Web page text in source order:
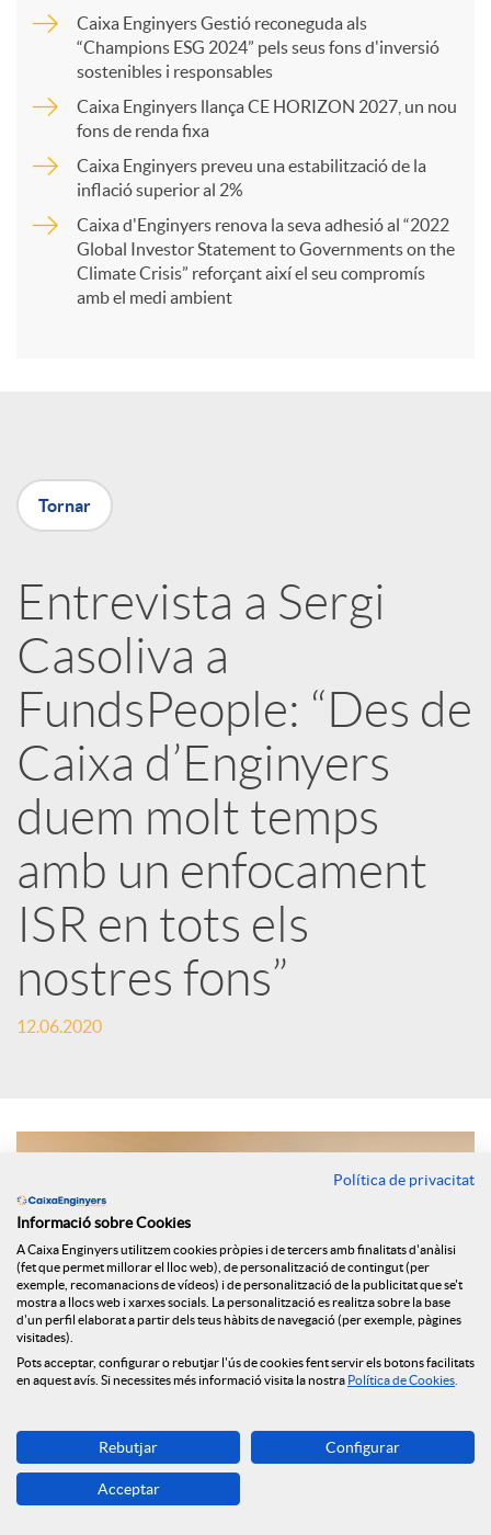
r
X
a
r
x
e
s
S
o
c
l
s
Caixa Enginyers Gestió reconeguda als
“Champions ESG 2024” pels seus fons d'inversió
sostenibles i responsables
Caixa Enginyers llança CE HORIZON 2027, un nou
fons de renda fixa
Caixa Enginyers preveu una estabilització de la
inflació superior al 2%
Caixa d'Enginyers renova la seva adhesió al “2022
Global Investor Statement to Governments on the
Climate Crisis” reforçant així el seu compromís
amb el medi ambient
Tornar
Entrevista a Sergi
Casoliva a
FundsPeople: “Des de
Caixa d’Enginyers
duem molt temps
amb un enfocament
ISR en tots els
nostres fons”
12.06.2020
Els principals selectors d’Espanya han assenyalat per al mitjà
digital FundsPeople quines variacions ha portat aquesta crisi
Política de privacitat
Informació sobre Cookies
A Caixa Enginyers utilitzem cookies pròpies i de tercers amb finalitats d'anàlisi
(fet que permet millorar el lloc web), de personalització de contingut (per
exemple, recomanacions de vídeos) i de personalització de la publicitat que se't
mostra a llocs web i xarxes socials. La personalització es realitza sobre la base
d'un perfil elaborat a partir dels teus hàbits de navegació (per exemple, pàgines
visitades).
Pots acceptar, configurar o rebutjar l'ús de cookies fent servir els botons facilitats
en aquest avís. Si necessites més informació visita la nostra Política de Cookies
Rebutjar Configurar
Acceptar